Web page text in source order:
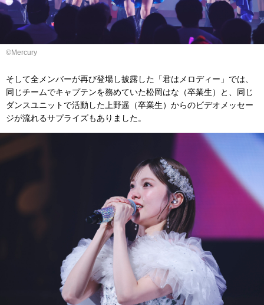
©Mercury
そして全メンバーが再び登場し披露した「君はメロディー」では、
同じチームでキャプテンを務めていた松岡はな（卒業生）と、同じ
ダンスユニットで活動した上野遥（卒業生）からのビデオメッセー
ジが流れるサプライズもありました。